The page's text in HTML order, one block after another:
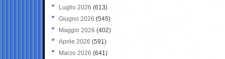
Luglio 2026 (613)
Giugno 2026 (545)
Maggio 2026 (402)
Aprile 2026 (591)
Marzo 2026 (641)